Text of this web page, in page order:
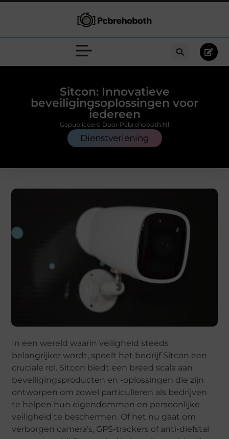
Sitcon: Innovatieve
beveiligingsoplossingen voor
iedereen
Dienstverlening
Gepubliceerd Door Pcbrehoboth.nl
In een wereld waarin veiligheid steeds
belangrijker wordt, speelt het bedrijf Sitcon een
cruciale rol. Sitcon biedt een breed scala aan
beveiligingsproducten en -oplossingen die zijn
ontworpen om zowel particulieren als bedrijven
te helpen hun eigendommen en persoonlijke
veiligheid te beschermen. Of het nu gaat om
verborgen camera’s, GPS-trackers of anti-diefstal